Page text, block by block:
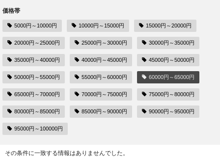
価格帯
5000円～10000円 10000円～15000円 15000円～20000円
20000円～25000円 25000円～30000円 30000円～35000円
35000円～40000円 40000円～45000円 45000円～50000円
50000円～55000円 55000円～60000円 60000円～65000円
65000円～70000円 70000円～75000円 75000円～80000円
80000円～85000円 85000円～90000円 90000円～95000円
95000円～100000円
その条件に一致する情報はありませんでした。